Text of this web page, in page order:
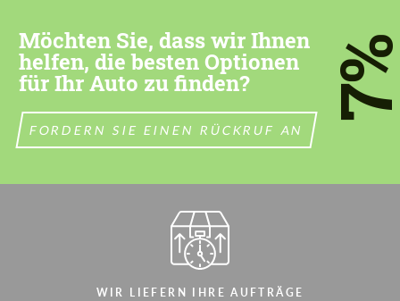
Möchten Sie, dass wir Ihnen
helfen, die besten Optionen
für Ihr Auto zu finden?
FORDERN SIE EINEN RÜCKRUF AN
WIR LIEFERN IHRE AUFTRÄGE
KONTAKTIEREN SIE MICH
Wir sprechen Ihre Sprache
Stimmen Sie der Verarbeitung der
KONTAKTIEREN SIE MICH
Wir sprechen Ihre Sprache